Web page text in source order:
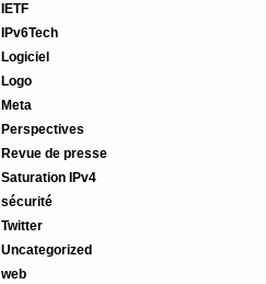
IETF
IPv6Tech
Logiciel
Logo
Meta
Perspectives
Revue de presse
Saturation IPv4
sécurité
Twitter
Uncategorized
web